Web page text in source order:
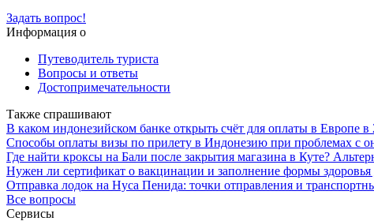
Задать вопрос!
Информация о
Путеводитель туриста
Вопросы и ответы
Достопримечательности
Также спрашивают
В каком индонезийском банке открыть счёт для оплаты в Европе в
Способы оплаты визы по прилету в Индонезию при проблемах с
Где найти кроксы на Бали после закрытия магазина в Куте?
Нужен ли сертификат о вакцинации и заполнение формы здоровья
Отправка лодок на Нуса Пенида: точки отправления и
Все вопросы
Сервисы